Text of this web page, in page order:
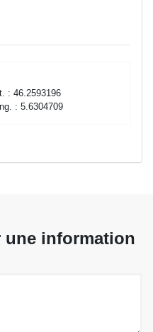
: 46.2593196
: 5.6304709
information